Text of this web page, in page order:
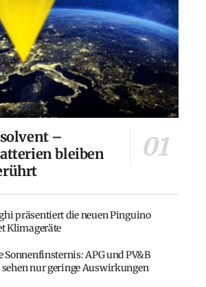
–
bleiben
präsentiert die neuen Pinguino
Klimageräte
Sonnenfinsternis: APG und PV&B
nur geringe Auswirkungen